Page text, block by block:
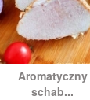
Aromatyczny
schab...